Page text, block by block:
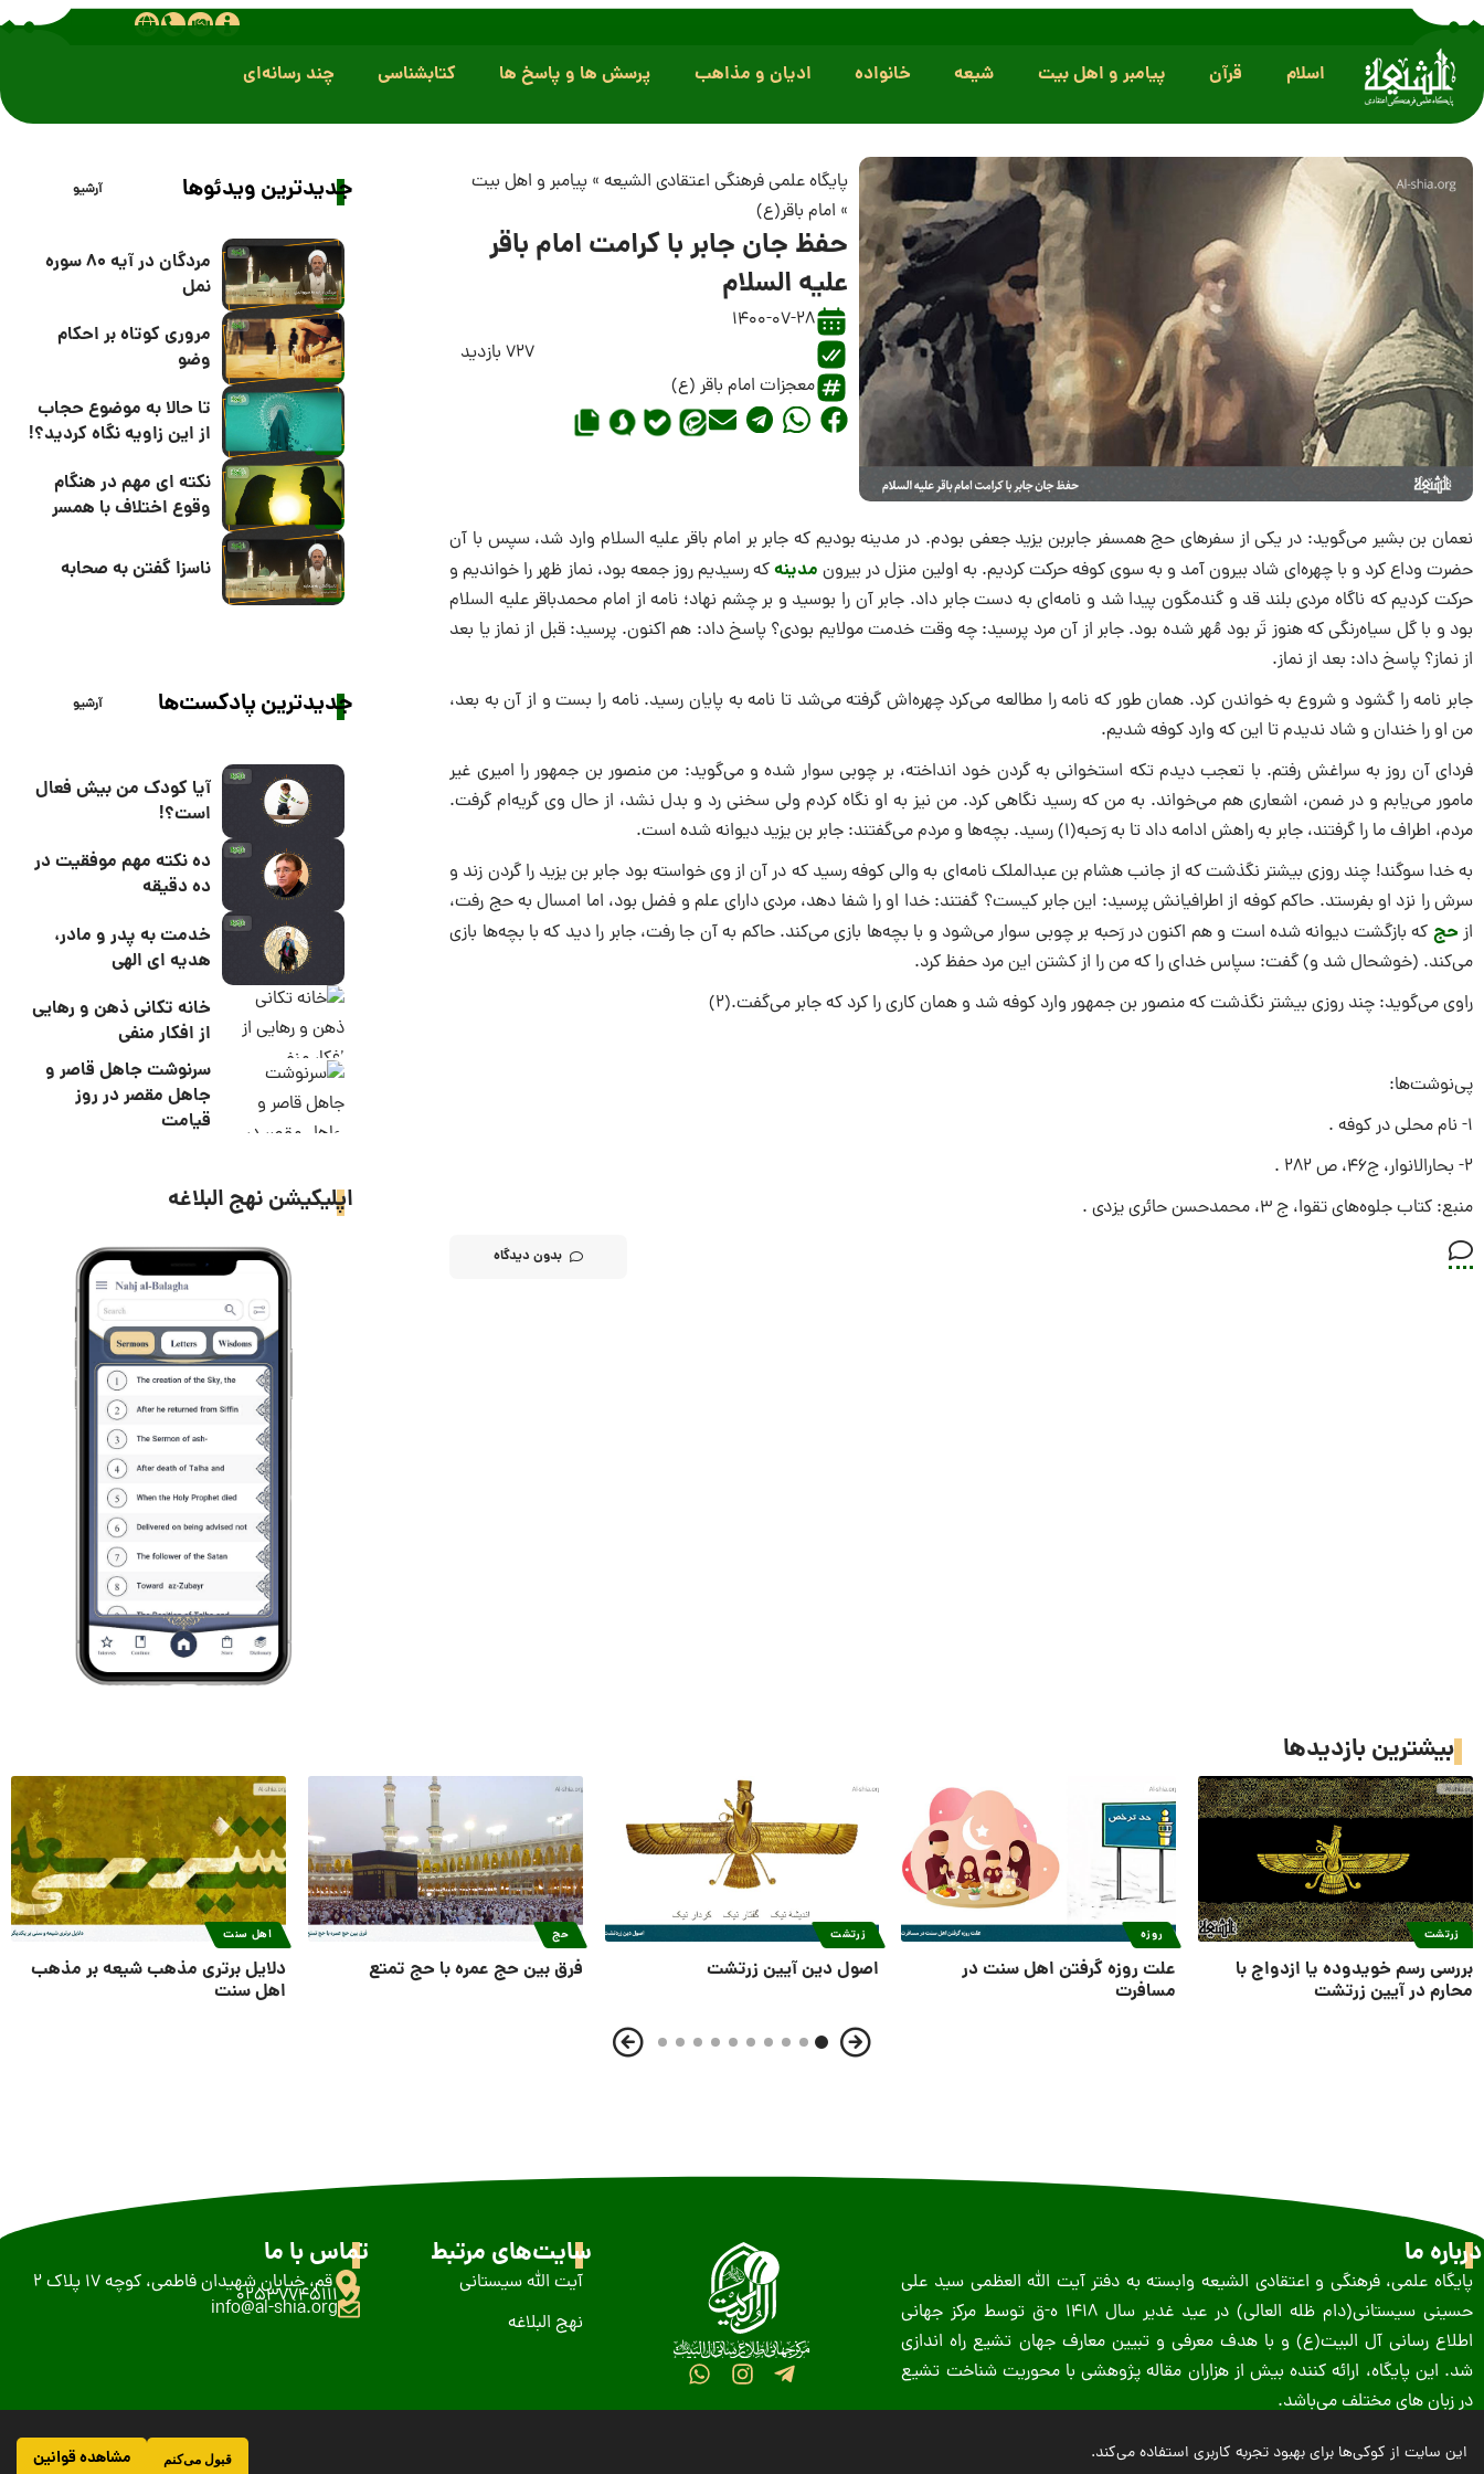
اسلام قرآن پیامبر و اهل بیت شیعه خانواده ادیان و مذاهب پرسش ها و پاسخ ها کتابشناسی چند رسانه‌ای
پایگاه علمی فرهنگی اعتقادی الشیعه »پیامبر و اهل بیت
» امام باقر(ع)
حفظ جان جابر با کرامت امام باقر
علیه السلام
1400-07-28
727 بازدید
معجزات امام باقر (ع)
نعمان بن بشیر می‌گوید: در یکى از سفرهاى حج همسفر جابربن یزید جعفى بودم. در مدینه بودیم که جابر بر امام باقر علیه السلام وارد شد، سپس با آن
حضرت وداع کرد و با چهره‌اى شاد بیرون آمد و به سوى کوفه حرکت کردیم. به اولین منزل در بیرون مدینهکه رسیدیم روز جمعه بود، نماز ظهر را خواندیم و
حرکت کردیم که ناگاه مردى بلند قد و گندمگون پیدا شد و نامه‌اى به دست جابر داد. جابر آن را بوسید و بر چشم نهاد؛ نامه از امام محمدباقر علیه السلام
بود و با گل سیاه‌رنگى که هنوز تَر بود مُهر شده بود. جابر از آن مرد پرسید: چه وقت خدمت مولایم بودی؟ پاسخ داد: هم اکنون. پرسید: قبل از نماز یا بعد
از نماز؟ پاسخ داد: بعد از نماز.
جابر نامه را گشود و شروع به خواندن کرد. همان طور که نامه را مطالعه می‌کرد چهره‌اش گرفته می‌شد تا نامه به پایان رسید. نامه را بست و از آن به بعد،
من او را خندان و شاد ندیدم تا این که وارد کوفه شدیم.
فرداى آن روز به سراغش رفتم. با تعجب دیدم تکه استخوانى به گردن خود انداخته، بر چوبى سوار شده و می‌گوید: من منصور بن جمهور را امیرى غیر
مامور می‌یابم و در ضمن، اشعارى هم می‌خواند. به من که رسید نگاهى کرد. من نیز به او نگاه کردم ولى سخنى رد و بدل نشد، از حال وى گریه‌ام گرفت.
مردم، اطراف ما را گرفتند، جابر به راهش ادامه داد تا به رَحبه(۱) رسید. بچه‌ها و مردم می‌گفتند: جابر بن یزید دیوانه شده است.
به خدا سوگند! چند روزى بیشتر نگذشت که از جانب هشام بن عبدالملک نامه‌اى به والى کوفه رسید که در آن از وى خواسته بود جابر بن یزید را گردن زند و
سرش را نزد او بفرستد. حاکم کوفه از اطرافیانش پرسید: این جابر کیست؟ گفتند: خدا او را شفا دهد، مردى داراى علم و فضل بود، اما امسال به حج رفت،
از حج که بازگشت دیوانه شده است و هم اکنون در رَحبه بر چوبى سوار می‌شود و با بچه‌ها بازى می‌کند. حاکم به آن جا رفت، جابر را دید که با بچه‌ها بازى
می‌کند. (خوشحال شد و) گفت: سپاس خداى را که من را از کشتن این مرد حفظ کرد.
راوى می‌گوید: چند روزى بیشتر نگذشت که منصور بن جمهور وارد کوفه شد و همان کارى را کرد که جابر می‌گفت.(۲)
پی‌نوشت‌ها:
۱- نام محلى در کوفه .
۲- بحارالانوار، ج۴۶، ص ۲۸۲ .
منبع: کتاب جلوه‌هاى تقوا، ج ۳، محمدحسن حائرى یزدى .
بدون دیدگاه
جدیدترین ویدئوها آرشیو
مردگان در آیه 80 سوره
نمل
مروری کوتاه بر احکام
وضو
تا حالا به موضوع حجاب
از این زاویه نگاه کردید؟!
نکته ای مهم در هنگام
وقوع اختلاف با همسر
ناسزا گفتن به صحابه
جدیدترین پادکست‌ها آرشیو
آیا کودک من بیش فعال
است؟!
ده نکته مهم موفقیت در
ده دقیقه
خدمت به پدر و مادر،
هدیه ای الهی
خانه تکانی ذهن و رهایی
از افکار منفی
سرنوشت جاهل قاصر و
جاهل مقصر در روز
قیامت
اپلیکیشن نهج البلاغه
بیشترین بازدیدها
زرتشت
بررسی رسم خویدوده یا ازدواج با
محارم در آیین زرتشت
روزه
علت روزه گرفتن اهل سنت در
مسافرت
زرتشت
اصول دین آیین زرتشت
حج
فرق بین حج عمره با حج تمتع
اهل سنت
دلایل برتری مذهب شیعه بر مذهب
اهل سنت
درباره ما
پایگاه علمی، فرهنگی و اعتقادی الشیعه وابسته به دفتر آیت الله العظمى سید على
حسینى سیستانى(دام ظله العالی) در عید غدیر سال ١٤١٨ ه-ق توسط مرکز جهانی
اطلاع رسانی آل البیت(ع) و با هدف معرفی و تبیین معارف جهان تشیع راه اندازی
شد. این پایگاه، ارائه کننده بیش از هزاران مقاله پژوهشی با محوریت شناخت تشیع
در زبان های مختلف می‌باشد.
سایت‌های مرتبط
آیت الله سیستانی
نهج البلاغه
تماس با ما
قم، خیابان شهیدان فاطمی، کوچه 17 پلاک 2
02537745111
info@al-shia.org
این سایت از کوکی‌ها برای بهبود تجربه کاربری استفاده می‌کند. قبول می‌کنم مشاهده قوانین